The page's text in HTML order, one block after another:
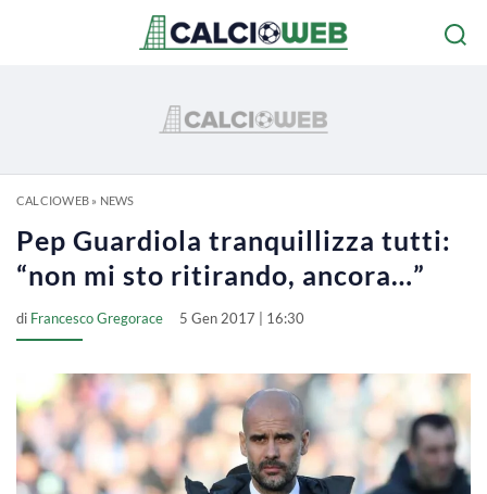
CALCIOWEB» NEWS
Pep Guardiola tranquillizza tutti:
“non mi sto ritirando, ancora…”
di Francesco Gregorace 5 Gen 2017 | 16:30